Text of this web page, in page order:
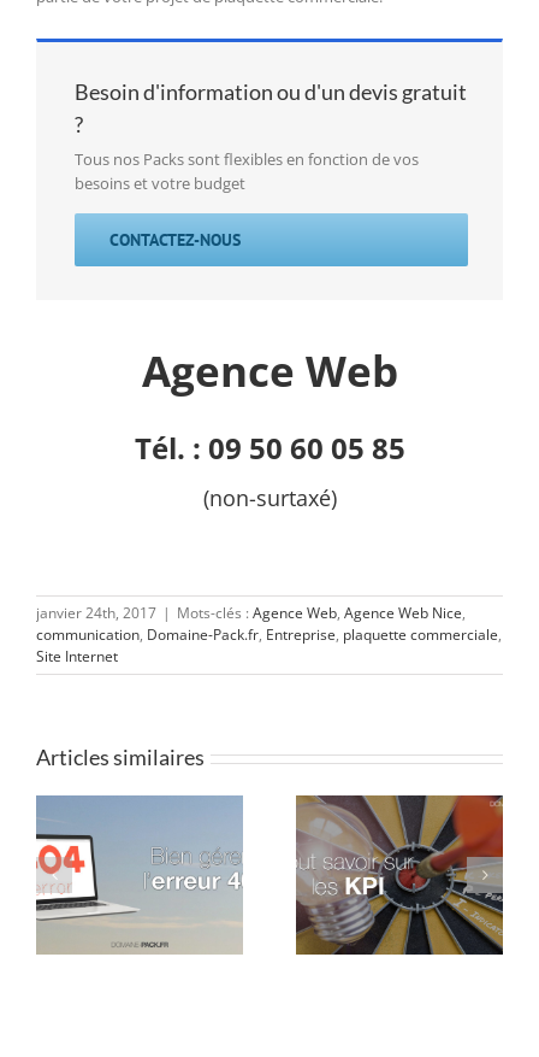
Besoin d'information ou d'un devis gratuit
?
Tous nos Packs sont flexibles en fonction de vos
besoins et votre budget
CONTACTEZ-NOUS
Agence Web
Tél. : 09 50 60 05 85
(non-surtaxé)
janvier 24th, 2017 | Mots-clés : Agence Web, Agence Web Nice,
communication, Domaine-Pack.fr, Entreprise, plaquette commerciale,
Site Internet
Articles similaires
Tout savoir sur les KPI
Google Chrome va
lancer son Adblocker